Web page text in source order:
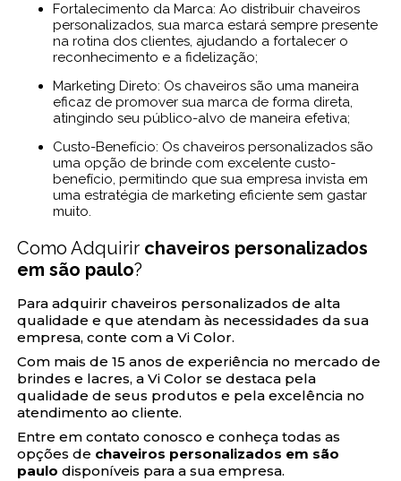
Fortalecimento da Marca: Ao distribuir chaveiros
personalizados, sua marca estará sempre presente
na rotina dos clientes, ajudando a fortalecer o
reconhecimento e a fidelização;
Marketing Direto: Os chaveiros são uma maneira
eficaz de promover sua marca de forma direta,
atingindo seu público-alvo de maneira efetiva;
Custo-Benefício: Os chaveiros personalizados são
uma opção de brinde com excelente custo-
benefício, permitindo que sua empresa invista em
uma estratégia de marketing eficiente sem gastar
muito.
Como Adquirir chaveiros personalizados
em são paulo?
Para adquirir chaveiros personalizados de alta
qualidade e que atendam às necessidades da sua
empresa, conte com a Vi Color.
Com mais de 15 anos de experiência no mercado de
brindes e lacres, a Vi Color se destaca pela
qualidade de seus produtos e pela excelência no
atendimento ao cliente.
Entre em contato conosco e conheça todas as
opções de chaveiros personalizados em são
paulo disponíveis para a sua empresa.